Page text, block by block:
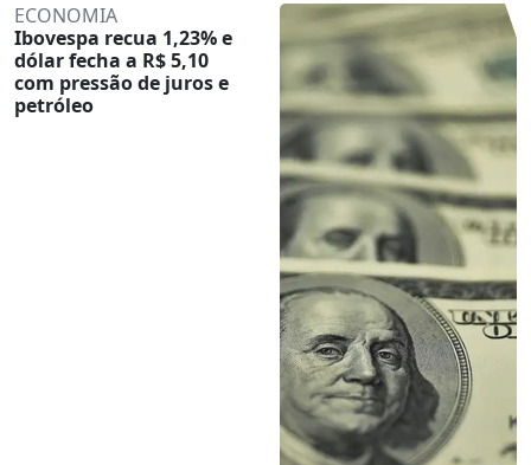
ECONOMIA
Ibovespa recua 1,23% e
dólar fecha a R$ 5,10
com pressão de juros e
petróleo